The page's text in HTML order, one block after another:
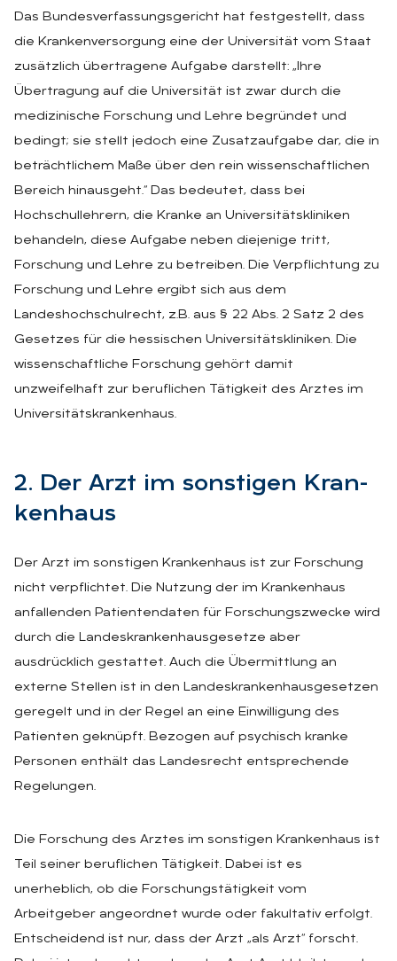
Das Bundesverfassungsgericht hat festgestellt, dass
die Krankenversorgung eine der Universität vom Staat
zusätzlich übertragene Aufgabe darstellt: „Ihre
Übertragung auf die Universität ist zwar durch die
medizinische Forschung und Lehre begründet und
bedingt; sie stellt jedoch eine Zusatzaufgabe dar, die in
beträchtlichem Maße über den rein wissenschaftlichen
Bereich hinausgeht.“ Das bedeutet, dass bei
Hochschullehrern, die Kranke an Universitätskliniken
behandeln, diese Aufgabe neben diejenige tritt,
Forschung und Lehre zu betreiben. Die Verpflichtung zu
Forschung und Lehre ergibt sich aus dem
Landeshochschulrecht, z.B. aus § 22 Abs. 2 Satz 2 des
Gesetzes für die hessischen Universitätskliniken. Die
wissenschaftliche Forschung gehört damit
unzweifelhaft zur beruflichen Tätigkeit des Arztes im
Universitätskrankenhaus.
2. Der Arzt im sons­ti­gen Kran­
ken­haus
Der Arzt im sonstigen Krankenhaus ist zur Forschung
nicht verpflichtet. Die Nutzung der im Krankenhaus
anfallenden Patientendaten für Forschungszwecke wird
durch die Landeskrankenhausgesetze aber
ausdrücklich gestattet. Auch die Übermittlung an
externe Stellen ist in den Landeskrankenhausgesetzen
geregelt und in der Regel an eine Einwilligung des
Patienten geknüpft. Bezogen auf psychisch kranke
Personen enthält das Landesrecht entsprechende
Regelungen.
Die Forschung des Arztes im sonstigen Krankenhaus ist
Teil seiner beruflichen Tätigkeit. Dabei ist es
unerheblich, ob die Forschungstätigkeit vom
Arbeitgeber angeordnet wurde oder fakultativ erfolgt.
Entscheidend ist nur, dass der Arzt „als Arzt“ forscht.